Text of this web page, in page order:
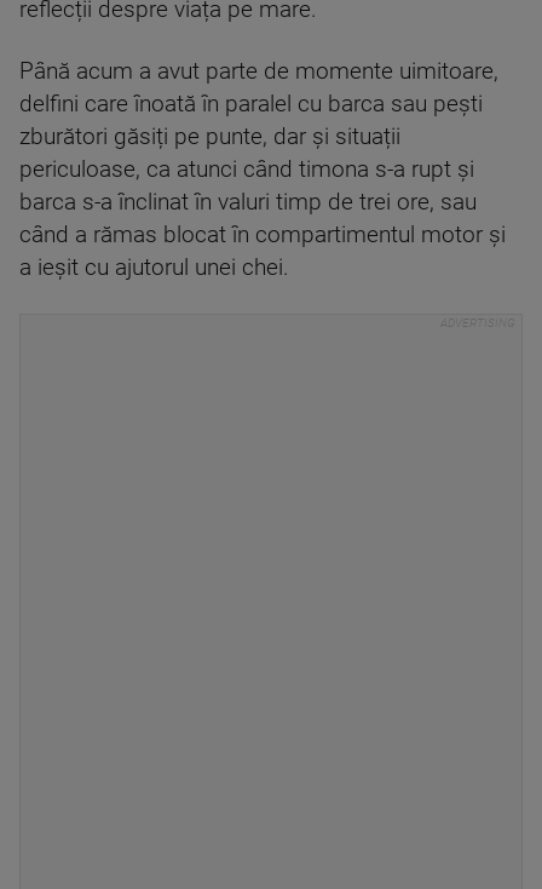
reflecții despre viața pe mare.
Până acum a avut parte de momente uimitoare,
delfini care înoată în paralel cu barca sau pești
zburători găsiți pe punte, dar și situații
periculoase, ca atunci când timona s-a rupt și
barca s-a înclinat în valuri timp de trei ore, sau
când a rămas blocat în compartimentul motor și
a ieșit cu ajutorul unei chei.